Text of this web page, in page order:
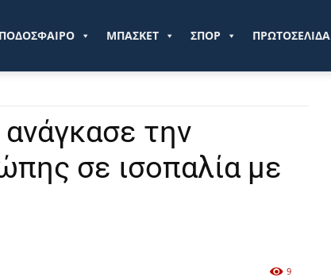
ΠΟΔΟΣΦΑΙΡΟ ΜΠΑΣΚΕΤ ΣΠΟΡ ΠΡΩΤΟΣΕΛΙΔΑ
την
σε ισοπαλία με
9